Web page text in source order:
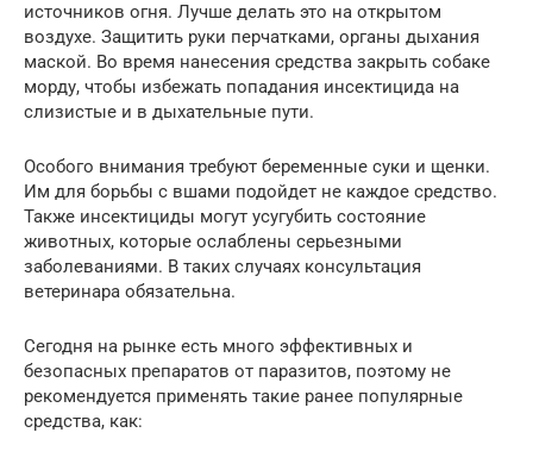
источников огня. Лучше делать это на открытом
воздухе. Защитить руки перчатками, органы дыхания
маской. Во время нанесения средства закрыть собаке
морду, чтобы избежать попадания инсектицида на
слизистые и в дыхательные пути.
Особого внимания требуют беременные суки и щенки.
Им для борьбы с вшами подойдет не каждое средство.
Также инсектициды могут усугубить состояние
животных, которые ослаблены серьезными
заболеваниями. В таких случаях консультация
ветеринара обязательна.
Сегодня на рынке есть много эффективных и
безопасных препаратов от паразитов, поэтому не
рекомендуется применять такие ранее популярные
средства, как: